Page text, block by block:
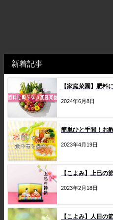
新着記事
【家庭菜園】肥料
2024年6月8日
簡単ひと手間！お
2023年4月19日
【こよみ】上巳の
2023年2月18日
【こよみ】人日の